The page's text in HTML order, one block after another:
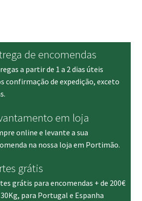
de encomendas
a partir de 1 a 2 dias úteis
confirmação de expedição, exceto
em loja
online e levante a sua
na nossa loja em Portimão.
grátis
grátis para encomendas + de 200€
para Portugal e Espanha